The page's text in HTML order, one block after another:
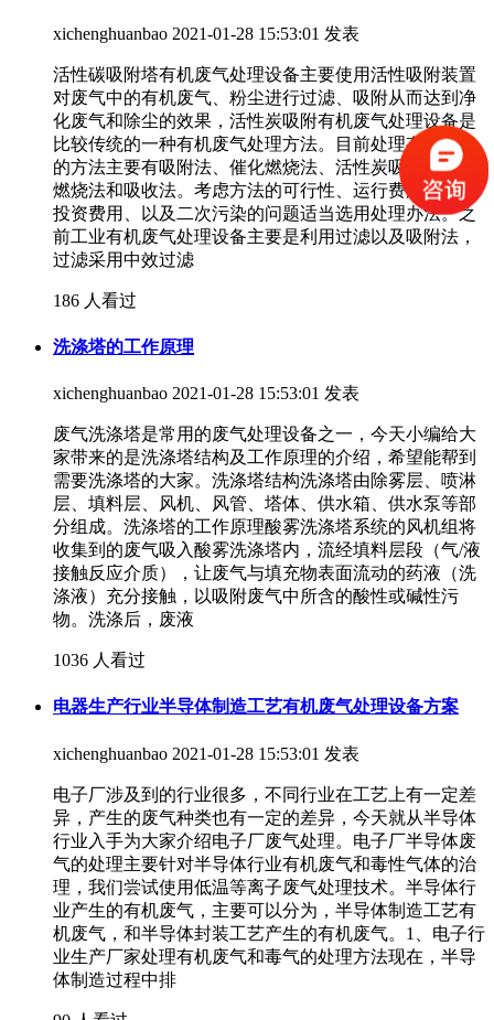
xichenghuanbao 2021-01-28 15:53:01 发表
活性碳吸附塔有机废气处理设备主要使用活性吸附装置
对废气中的有机废气、粉尘进行过滤、吸附从而达到净
化废气和除尘的效果，活性炭吸附有机废气处理设备是
比较传统的一种有机废气处理方法。目前处理有机废气
的方法主要有吸附法、催化燃烧法、活性炭吸附、催化
燃烧法和吸收法。考虑方法的可行性、运行费用、设备
投资费用、以及二次污染的问题适当选用处理办法。之
前工业有机废气处理设备主要是利用过滤以及吸附法，
过滤采用中效过滤
186 人看过
洗涤塔的工作原理
xichenghuanbao 2021-01-28 15:53:01 发表
废气洗涤塔是常用的废气处理设备之一，今天小编给大
家带来的是洗涤塔结构及工作原理的介绍，希望能帮到
需要洗涤塔的大家。洗涤塔结构洗涤塔由除雾层、喷淋
层、填料层、风机、风管、塔体、供水箱、供水泵等部
分组成。洗涤塔的工作原理酸雾洗涤塔系统的风机组将
收集到的废气吸入酸雾洗涤塔内，流经填料层段（气/液
接触反应介质），让废气与填充物表面流动的药液（洗
涤液）充分接触，以吸附废气中所含的酸性或碱性污
物。洗涤后，废液
1036 人看过
电器生产行业半导体制造工艺有机废气处理设备方案
xichenghuanbao 2021-01-28 15:53:01 发表
电子厂涉及到的行业很多，不同行业在工艺上有一定差
异，产生的废气种类也有一定的差异，今天就从半导体
行业入手为大家介绍电子厂废气处理。电子厂半导体废
气的处理主要针对半导体行业有机废气和毒性气体的治
理，我们尝试使用低温等离子废气处理技术。半导体行
业产生的有机废气，主要可以分为，半导体制造工艺有
机废气，和半导体封装工艺产生的有机废气。1、电子行
业生产厂家处理有机废气和毒气的处理方法现在，半导
体制造过程中排